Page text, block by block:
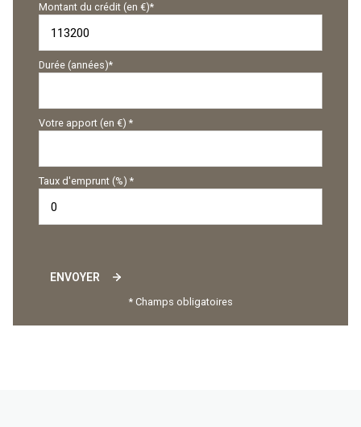
Montant du crédit (en €)*
Durée (années)*
Votre apport (en €) *
Taux d'emprunt (%) *
ENVOYER
* Champs obligatoires